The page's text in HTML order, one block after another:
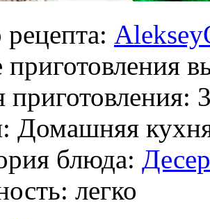
приготовления
Домашняя
блюда:
легко